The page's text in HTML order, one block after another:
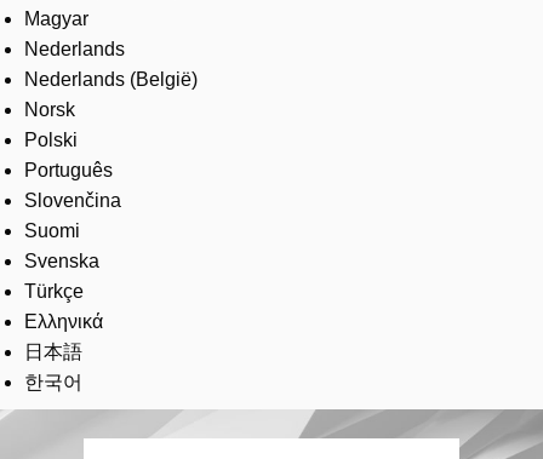
Magyar
Nederlands
Nederlands (België)
Norsk
Polski
Português
Slovenčina
Suomi
Svenska
Türkçe
Ελληνικά
日本語
한국어